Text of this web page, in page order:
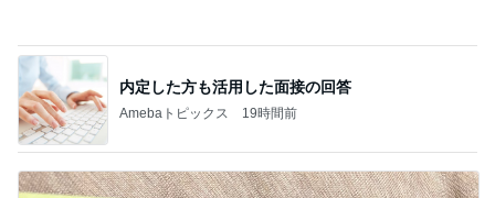
内定した方も活用した面接の回答
Amebaトピックス 19時間前